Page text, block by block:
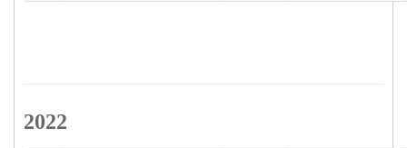
2022